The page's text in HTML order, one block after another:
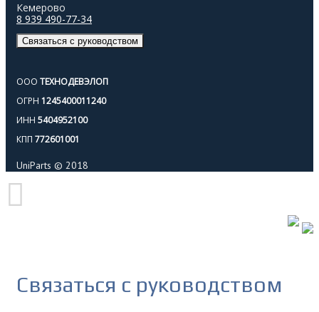
Кемерово
8 939 490-77-34
Связаться с руководством
ООО ТЕХНОДЕВЭЛОП
ОГРН 1245400011240
ИНН 5404952100
КПП 772601001
UniParts © 2018
Связаться с руководством